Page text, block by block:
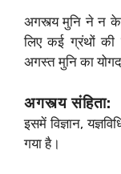
अगस्त्य मुनि ने न
लिए कई ग्रंथों
अगस्त मुनि का
अगस्त्य संहिता:
इसमें विज्ञान,
गया है।